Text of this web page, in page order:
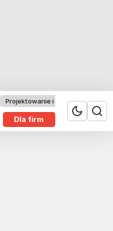
Projektowanie i badania
Dla firm